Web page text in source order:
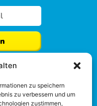
zu speichern
zu verbessern und um
zustimmen,